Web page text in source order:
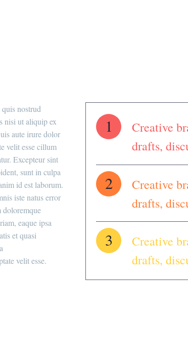
nostrud
nisi ut aliquip ex
aute irure dolor
velit esse cillum
Excepteur sint
sunt in culpa
id est laborum.
iste natus error
doloremque
eaque ipsa
et quasi
velit esse.
1
Creative
drafts,
2
Creative
drafts,
3
Creative
drafts,